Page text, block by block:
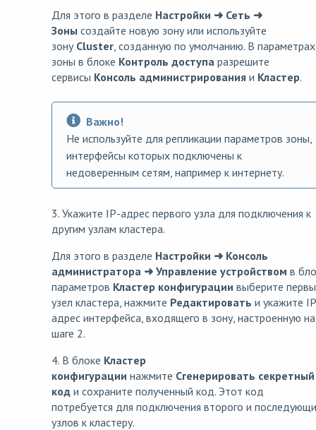
Для этого в разделе Настройки ➜ Сеть ➜
Зоны создайте новую зону или используйте
зону Cluster , созданную по умолчанию. В параметрах
зоны в блоке Контроль доступа разрешите
сервисы Консоль администрирования и Кластер.
Важно!
Не используйте для репликации параметров зоны,
интерфейсы которых подключены к
недоверенным сетям, например к интернету.
3. Укажите IP-адрес первого узла для подключения к
другим узлам кластера.
Для этого в разделе Настройки ➜ Консоль
администратора ➜ Управление устройством в
параметров Кластер конфигурации выберите
узел кластера, нажмите Редактировать и укажите
адрес интерфейса, входящего в зону, настроенную на
шаге 2.
4. В блоке Кластер
конфигурации нажмите Сгенерировать секретный
код и сохраните полученный код. Этот код
потребуется для подключения второго и
узлов к кластеру.